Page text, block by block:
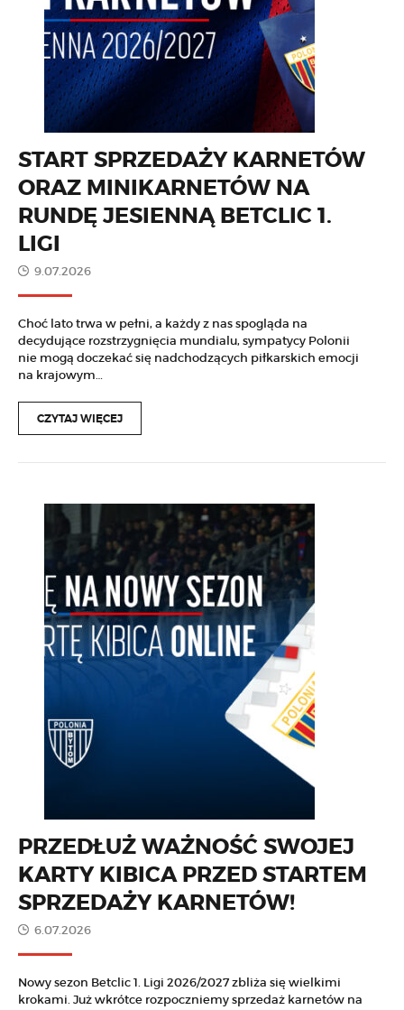
START SPRZEDAŻY KARNETÓW
ORAZ MINIKARNETÓW NA
RUNDĘ JESIENNĄ BETCLIC 1.
LIGI
9.07.2026
Choć lato trwa w pełni, a każdy z nas spogląda na
decydujące rozstrzygnięcia mundialu, sympatycy Polonii
nie mogą doczekać się nadchodzących piłkarskich emocji
na krajowym…
CZYTAJ WIĘCEJ
PRZEDŁUŻ WAŻNOŚĆ SWOJEJ
KARTY KIBICA PRZED STARTEM
SPRZEDAŻY KARNETÓW!
6.07.2026
Nowy sezon Betclic 1. Ligi 2026/2027 zbliża się wielkimi
krokami. Już wkrótce rozpoczniemy sprzedaż karnetów na